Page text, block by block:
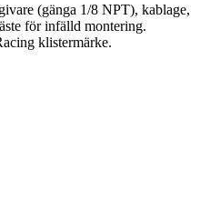
(gänga 1/8 NPT), kablage,
för infälld montering.
klistermärke.